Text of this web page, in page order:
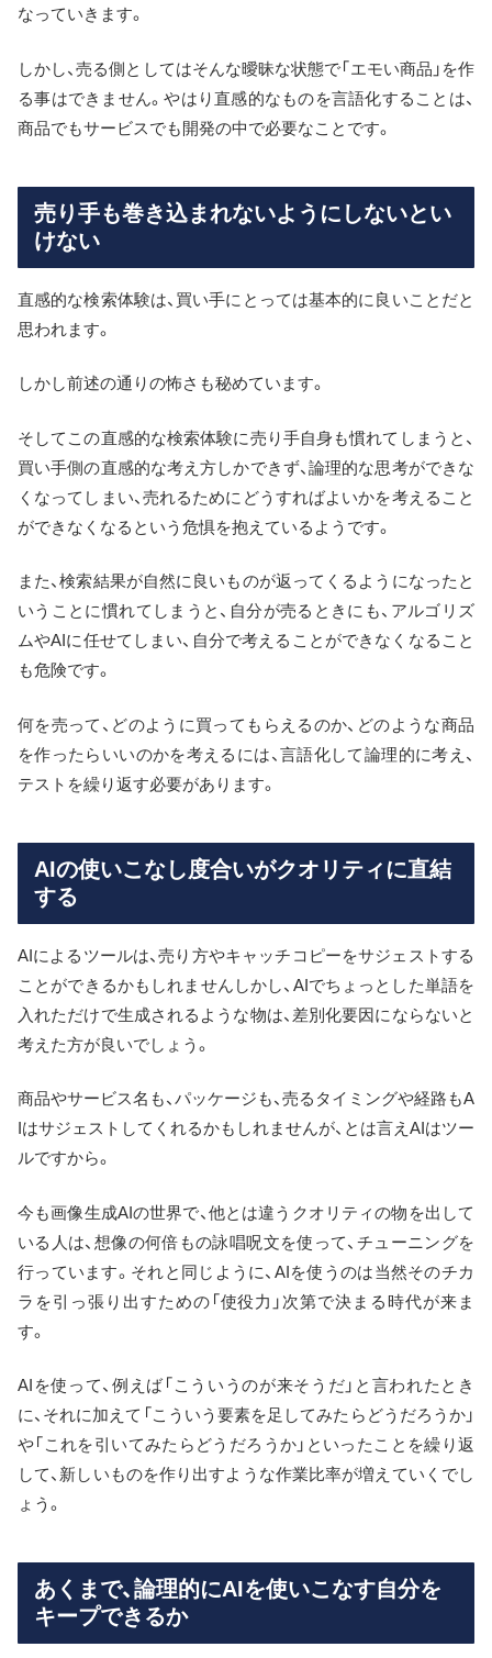
なっていきます。
しかし、売る側としてはそんな曖昧な状態で「エモい商品」を作
る事はできません。やはり直感的なものを言語化することは、
商品でもサービスでも開発の中で必要なことです。
売り手も巻き込まれないようにしないとい
けない
直感的な検索体験は、買い手にとっては基本的に良いことだと
思われます。
しかし前述の通りの怖さも秘めています。
そしてこの直感的な検索体験に売り手自身も慣れてしまうと、
買い手側の直感的な考え方しかできず、論理的な思考ができな
くなってしまい、売れるためにどうすればよいかを考えること
ができなくなるという危惧を抱えているようです。
また、検索結果が自然に良いものが返ってくるようになったと
いうことに慣れてしまうと、自分が売るときにも、アルゴリズ
ムやAIに任せてしまい、自分で考えることができなくなること
も危険です。
何を売って、どのように買ってもらえるのか、どのような商品
を作ったらいいのかを考えるには、言語化して論理的に考え、
テストを繰り返す必要があります。
AIの使いこなし度合いがクオリティに直結
する
AIによるツールは、売り方やキャッチコピーをサジェストする
ことができるかもしれませんしかし、AIでちょっとした単語を
入れただけで生成されるような物は、差別化要因にならないと
考えた方が良いでしょう。
商品やサービス名も、パッケージも、売るタイミングや経路もA
Iはサジェストしてくれるかもしれませんが、とは言えAIはツー
ルですから。
今も画像生成AIの世界で、他とは違うクオリティの物を出して
いる人は、想像の何倍もの詠唱呪文を使って、チューニングを
行っています。それと同じように、AIを使うのは当然そのチカ
ラを引っ張り出すための「使役力」次第で決まる時代が来ま
す。
AIを使って、例えば「こういうのが来そうだ」と言われたとき
に、それに加えて「こういう要素を足してみたらどうだろうか」
や「これを引いてみたらどうだろうか」といったことを繰り返
して、新しいものを作り出すような作業比率が増えていくでし
ょう。
あくまで、論理的にAIを使いこなす自分を
キープできるか